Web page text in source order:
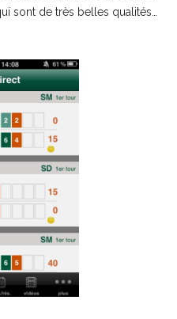
sont de très belles qualités…